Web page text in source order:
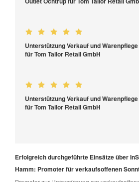
Unterstützung Verkauf und
für Tom Tailor Retail GmbH
Unterstützung Verkauf und
für Tom Tailor Retail GmbH
Erfolgreich durchgeführte Einsätze über
Hamm: Promoter für verkaufsoffenen